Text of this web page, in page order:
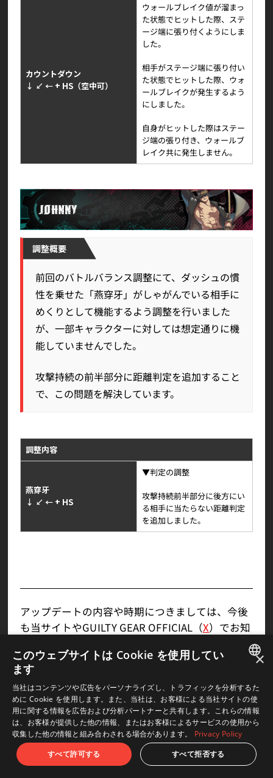
カウントダウン
↓ ↙ ← + HS（空中可）
ウォールブレイク値が溜まっ
た状態でヒットした際、ステ
ージ端に張り付くようにしま
した。
相手がステージ端に張り付い
た状態でヒットした際、ウォ
ールブレイクが発生するよう
にしました。
自身がヒットした際はステー
ジ端の張り付き、ウォールブ
レイク共に発生しません。
調整概要
前回のバトルバランス調整にて、ダッシュの慣
性を乗せた「燕穿牙」がしゃがんでいる相手に
めくりとして機能するよう調整を行いました
が、一部キャラクターに対しては想定通りに機
能していませんでした。
攻撃持続の前半部分に距離判定を追加すること
で、この問題を解決しています。
調整内容
燕穿牙
↓ ↙ ← + HS
▼判定の調整
攻撃持続前半部分に後方にい
る相手に当たらない距離判定
を追加しました。
アップデートの内容や時期につきましては、今後
も当サイトやGUILTY GEAR OFFICIAL（X）でお知
今後とも『GUILTY GEAR -STRIVE-』をよろしくお
願いいたします。
戻る
ENGLISH
×
このウェブサイトは Cookie を使用してい
ます
当社はコンテンツや広告をパーソナライズし、トラフィックを分析するた
めに Cookie を使用します。また、当社は、お客様による当社サイトの使
用に関する情報を広告および分析パートナーと共有します。これらの情報
は、お客様が提供した他の情報、またはお客様によるサービスの使用から
収集した他の情報と組み合わされる場合があります。
Privacy Policy
すべて許可する
すべて拒否する